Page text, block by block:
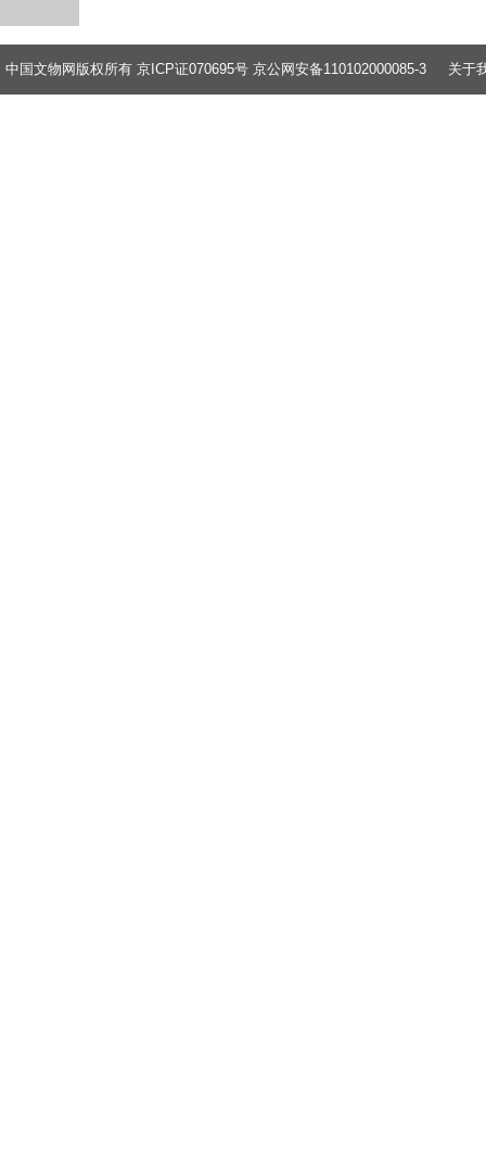
中国文物网版权所有 京ICP证070695号 京公网安备110102000085-3 关于